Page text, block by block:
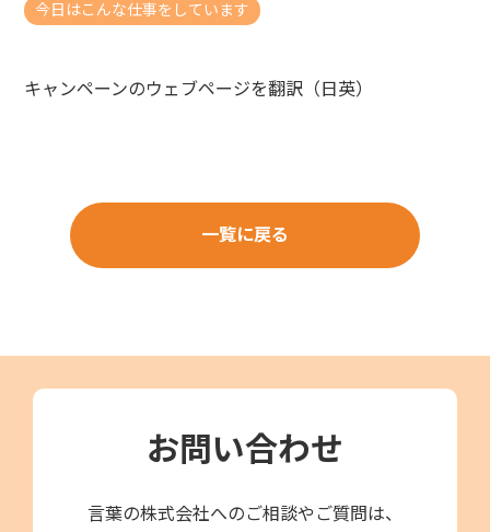
今日はこんな仕事をしています
キャンペーンのウェブページを翻訳（日英）
一覧に戻る
お問い合わせ
言葉の株式会社へのご相談やご質問は、